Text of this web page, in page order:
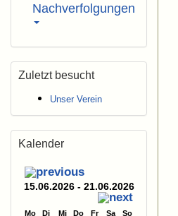
Nachverfolgungen
Zuletzt besucht
Unser Verein
Kalender
15.06.2026 - 21.06.2026
Mo Di Mi Do Fr Sa So